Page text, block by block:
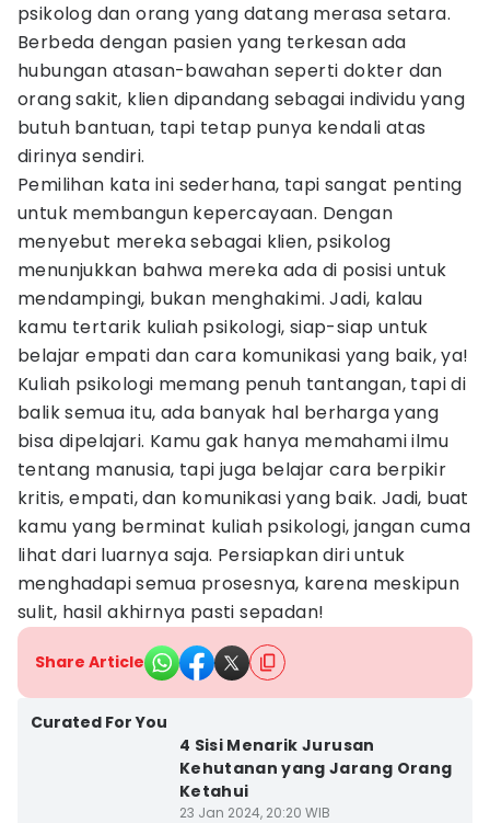
psikolog dan orang yang datang merasa setara.
Berbeda dengan pasien yang terkesan ada
hubungan atasan-bawahan seperti dokter dan
orang sakit, klien dipandang sebagai individu yang
butuh bantuan, tapi tetap punya kendali atas
dirinya sendiri.
Pemilihan kata ini sederhana, tapi sangat penting
untuk membangun kepercayaan. Dengan
menyebut mereka sebagai klien, psikolog
menunjukkan bahwa mereka ada di posisi untuk
mendampingi, bukan menghakimi. Jadi, kalau
kamu tertarik kuliah psikologi, siap-siap untuk
belajar empati dan cara komunikasi yang baik, ya!
Kuliah psikologi memang penuh tantangan, tapi di
balik semua itu, ada banyak hal berharga yang
bisa dipelajari. Kamu gak hanya memahami ilmu
tentang manusia, tapi juga belajar cara berpikir
kritis, empati, dan komunikasi yang baik. Jadi, buat
kamu yang berminat kuliah psikologi, jangan cuma
lihat dari luarnya saja. Persiapkan diri untuk
menghadapi semua prosesnya, karena meskipun
sulit, hasil akhirnya pasti sepadan!
Share Article
Curated For You
4 Sisi Menarik Jurusan
Kehutanan yang Jarang Orang
Ketahui
23 Jan 2024, 20:20 WIB